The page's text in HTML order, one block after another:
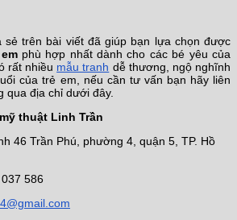
sẻ trên bài viết đã giúp bạn lựa chọn được
phù hợp nhất dành cho các bé yêu của
rất nhiều mẫu tranh dễ thương, ngộ nghĩnh
của trẻ em, nếu cần tư vấn bạn hãy liên
qua địa chỉ dưới đây.
thuật Linh Trần
46 Trần Phú, phường 4, quận 5, TP. Hồ
586